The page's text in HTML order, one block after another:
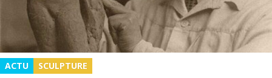
ACTU SCULPTURE